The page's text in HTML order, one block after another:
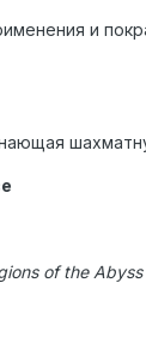
и
of the Abyss